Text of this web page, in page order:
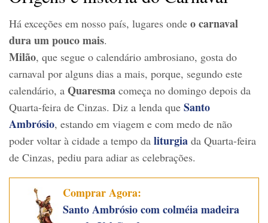
Há exceções em nosso país, lugares onde o carnaval
dura um pouco mais.
Milão, que segue o calendário ambrosiano, gosta do
carnaval por alguns dias a mais, porque, segundo este
calendário, a Quaresma começa no domingo depois da
Quarta-feira de Cinzas. Diz a lenda que Santo
Ambrósio, estando em viagem e com medo de não
poder voltar à cidade a tempo da liturgia da Quarta-feira
de Cinzas, pediu para adiar as celebrações.
Comprar Agora:
Santo Ambrósio com colméia madeira